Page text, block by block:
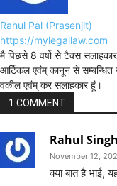
Rahul Pal (Prasenjit)
https://mylegallaw.com
मै पिछसे 8 वर्षो से टैक्स
आर्टिकल एवंम् कानून से
वकील एवंम् कर सलाहकार हूं।
1 COMMENT
Rahul
November 12,
क्या बात है भाई,